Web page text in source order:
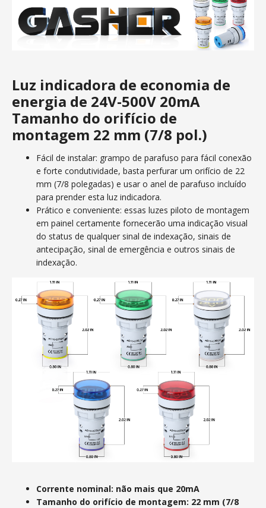
Luz indicadora de economia de
energia de 24V-500V 20mA
Tamanho do orifício de
montagem 22 mm (7/8 pol.)
Fácil de instalar: grampo de parafuso para fácil conexão
e forte condutividade, basta perfurar um orifício de 22
mm (7/8 polegadas) e usar o anel de parafuso incluído
para prender esta luz indicadora.
Prático e conveniente: essas luzes piloto de montagem
em painel certamente fornecerão uma indicação visual
do status de qualquer sinal de indexação, sinais de
antecipação, sinal de emergência e outros sinais de
indexação.
Corrente nominal: não mais que 20mA
Tamanho do orifício de montagem: 22 mm (7/8